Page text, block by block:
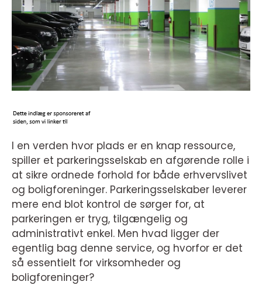
I en verden hvor plads er en knap ressource,
spiller et parkeringsselskab en afgørende rolle i
at sikre ordnede forhold for både erhvervslivet
og boligforeninger. Parkeringsselskaber leverer
mere end blot kontrol de sørger for, at
parkeringen er tryg, tilgængelig og
administrativt enkel. Men hvad ligger der
egentlig bag denne service, og hvorfor er det
så essentielt for virksomheder og
boligforeninger?